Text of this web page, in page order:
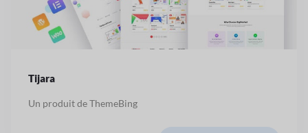
Tijara
Un produit de ThemeBing